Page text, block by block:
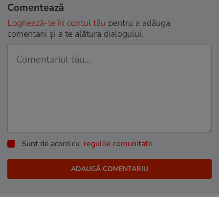
Comentează
Loghează-te în contul tău pentru a adăuga
comentarii și a te alătura dialogului.
Sunt de acord cu regulile comunitatii